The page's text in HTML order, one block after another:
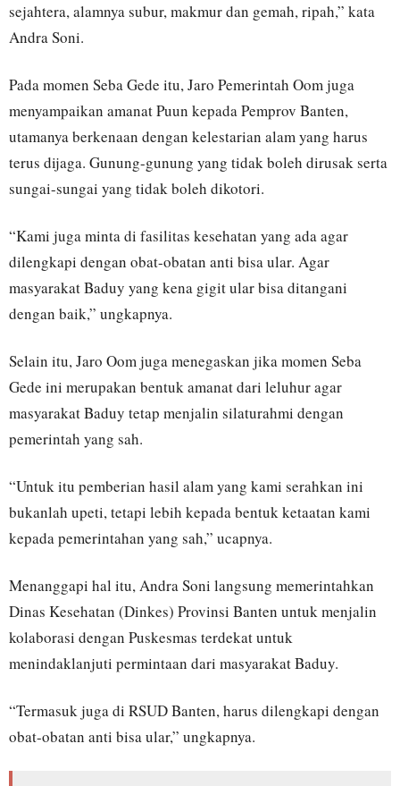
sejahtera, alamnya subur, makmur dan gemah, ripah,” kata
Andra Soni.
Pada momen Seba Gede itu, Jaro Pemerintah Oom juga
menyampaikan amanat Puun kepada Pemprov Banten,
utamanya berkenaan dengan kelestarian alam yang harus
terus dijaga. Gunung-gunung yang tidak boleh dirusak serta
sungai-sungai yang tidak boleh dikotori.
“Kami juga minta di fasilitas kesehatan yang ada agar
dilengkapi dengan obat-obatan anti bisa ular. Agar
masyarakat Baduy yang kena gigit ular bisa ditangani
dengan baik,” ungkapnya.
Selain itu, Jaro Oom juga menegaskan jika momen Seba
Gede ini merupakan bentuk amanat dari leluhur agar
masyarakat Baduy tetap menjalin silaturahmi dengan
pemerintah yang sah.
“Untuk itu pemberian hasil alam yang kami serahkan ini
bukanlah upeti, tetapi lebih kepada bentuk ketaatan kami
kepada pemerintahan yang sah,” ucapnya.
Menanggapi hal itu, Andra Soni langsung memerintahkan
Dinas Kesehatan (Dinkes) Provinsi Banten untuk menjalin
kolaborasi dengan Puskesmas terdekat untuk
menindaklanjuti permintaan dari masyarakat Baduy.
“Termasuk juga di RSUD Banten, harus dilengkapi dengan
obat-obatan anti bisa ular,” ungkapnya.